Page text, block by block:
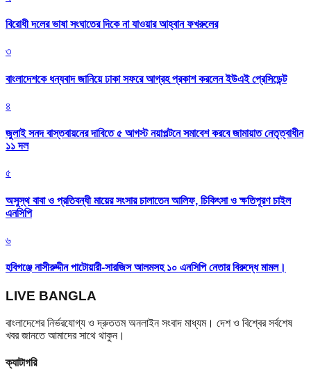
বিরোধী দলের ভাষা সংঘাতের দিকে না যাওয়ার আহ্বান ফখরুলের
৩
বাংলাদেশকে ধন্যবাদ জানিয়ে ঢাকা সফরে আগ্রহ প্রকাশ করলেন ইউএই প্রেসিডেন্ট
৪
জুলাই সনদ বাস্তবায়নের দাবিতে ৫ আগস্ট নয়াপল্টনে সমাবেশ করবে জামায়াত নেতৃত্বাধীন
১১ দল
৫
অসুস্থ বাবা ও প্রতিবন্ধী মায়ের সংসার চালাতেন আলিফ, চিকিৎসা ও ক্ষতিপূরণ চাইল
এনসিপি
৬
হবিগঞ্জে নাসীরুদ্দীন পাটোয়ারী-সারজিস আলমসহ ১০ এনসিপি নেতার বিরুদ্ধে মামল।
LIVE BANGLA
বাংলাদেশের নির্ভরযোগ্য ও দ্রুততম অনলাইন সংবাদ মাধ্যম। দেশ ও বিশ্বের সর্বশেষ
খবর জানতে আমাদের সাথে থাকুন।
ক্যাটাগরি